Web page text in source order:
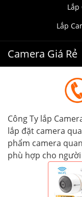
Lắp
Lắp
Camera Giá Rẻ
Công Ty lắp
lắp đặt camera
phẩm camera
phù hợp cho